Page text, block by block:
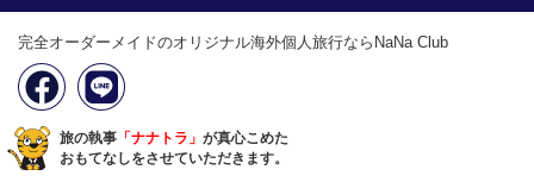
完全オーダーメイドのオリジナル海外個人旅行ならNaNa Club
旅の執事 「ナナトラ」 が真心こめた
おもてなしをさせていただきます。